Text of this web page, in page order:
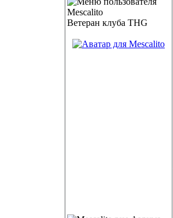
Ветеран клуба THG